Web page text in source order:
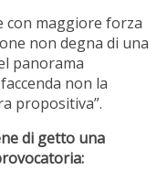
con maggiore forza
non degna di una
panorama
non la
propositiva”.
di getto una